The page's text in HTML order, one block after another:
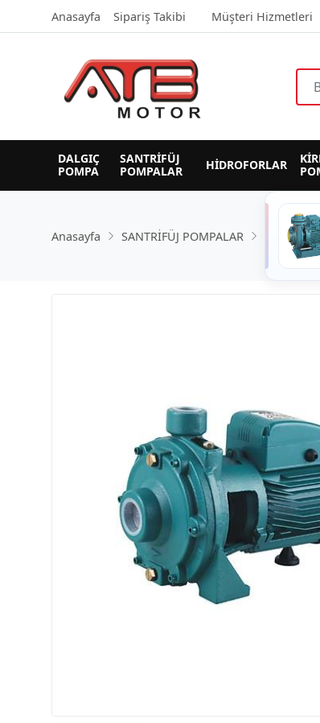
Anasayfa Sipariş Takibi Müşteri Hizmetleri
DALGIÇ
POMPA
SANTRİFÜJ
POMPALAR
HİDROFORLAR
Anasayfa SANTRİFÜJ POMPALAR